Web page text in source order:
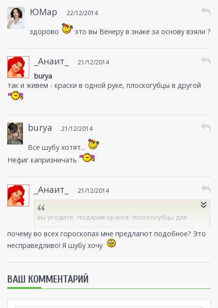
ЮМар 22/12/2014
здорово это вы Венеру в знаке за основу взяли ?
_Анаит_ 21/12/2014
burya
так и живем - краски в одной руке, плоскогубцы в другой
burya 21/12/2014
Все шубу хотят...
Нефиг капризничать
_Анаит_ 21/12/2014
вы угодите, подарив краски, плоскогубцы для
домашней стеклодувной мастерской.
почему во всех гороскопах мне предлагют подобное? Это
несправедливо! Я шубу хочу
ВАШ КОММЕНТАРИЙ